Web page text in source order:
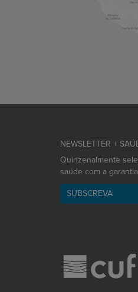
NEWSLETTER +
Quinzenalmente
saúde com a
SUBSCREVA